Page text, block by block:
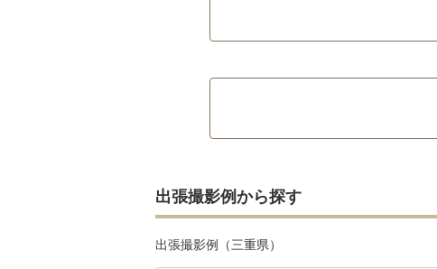
出張撮影例から探す
出張撮影例（三重県）